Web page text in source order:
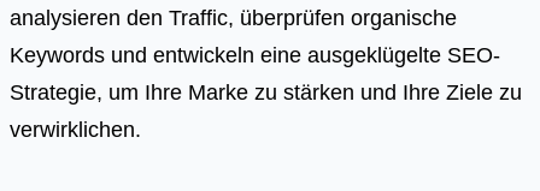
analysieren den Traffic, überprüfen organische
Keywords und entwickeln eine ausgeklügelte SEO-
Strategie, um Ihre Marke zu stärken und Ihre Ziele zu
verwirklichen.